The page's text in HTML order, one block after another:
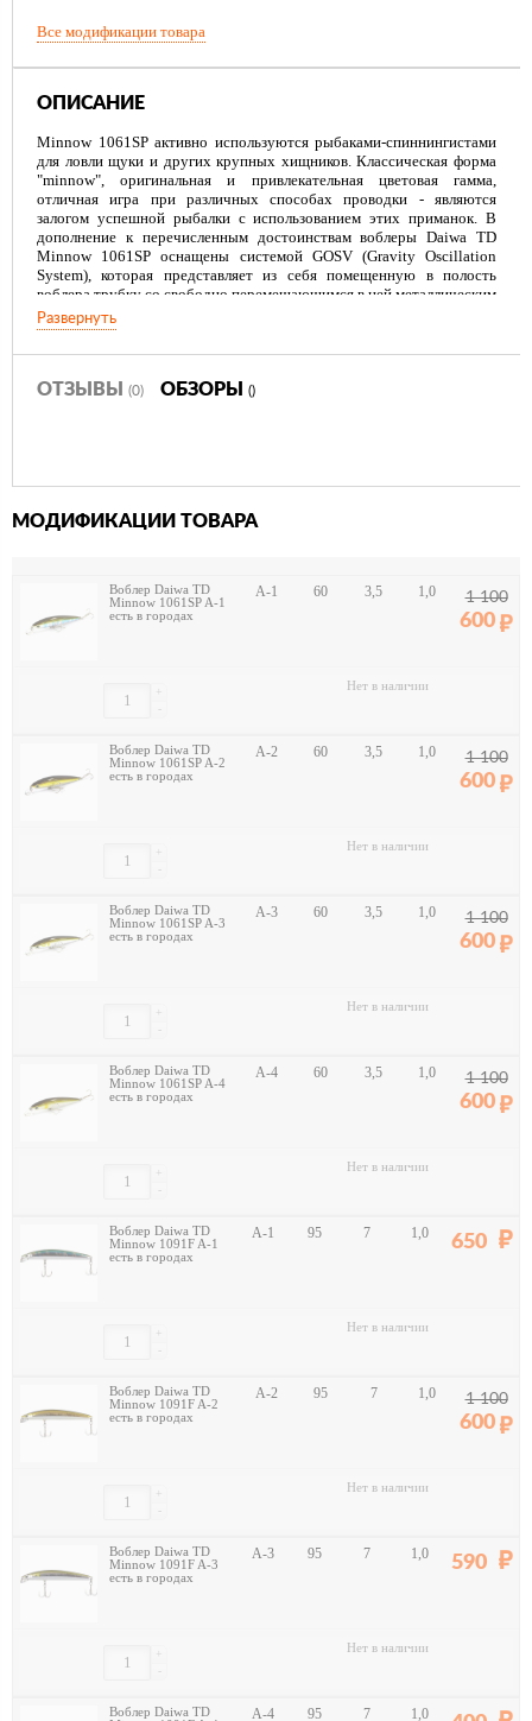
Все модификации товара
ОПИСАНИЕ
Minnow 1061SP активно используются рыбаками-спиннингистами
для ловли щуки и других крупных хищников. Классическая форма
"minnow", оригинальная и привлекательная цветовая гамма,
отличная игра при различных способах проводки - являются
залогом успешной рыбалки с использованием этих приманок. В
дополнение к перечисленным достоинствам воблеры Daiwa TD
Minnow 1061SP оснащены системой GOSV (Gravity Oscillation
System), которая представляет из себя помещенную в полость
воблера трубку со свободно перемещающимся в ней металлическим
шариком. Эта конструкция значительно улучшает бросковые
характеристики этих приманок.
Развернуть
ОТЗЫВЫ (0) ОБЗОРЫ ()
МОДИФИКАЦИИ ТОВАРА
Воблер Daiwa TD
Minnow 1061SP A-1
есть в городах
A-1 60 3,5 1,0 1 100
600
-
+ Нет в наличии
Воблер Daiwa TD
Minnow 1061SP A-2
есть в городах
A-2 60 3,5 1,0 1 100
600
-
+ Нет в наличии
Воблер Daiwa TD
Minnow 1061SP A-3
есть в городах
A-3 60 3,5 1,0 1 100
600
-
+ Нет в наличии
Воблер Daiwa TD
Minnow 1061SP A-4
есть в городах
A-4 60 3,5 1,0 1 100
600
-
+ Нет в наличии
Воблер Daiwa TD
Minnow 1091F A-1
есть в городах
A-1 95 7 1,0 650
-
+ Нет в наличии
Воблер Daiwa TD
Minnow 1091F A-2
есть в городах
A-2 95 7 1,0 1 100
600
-
+ Нет в наличии
Воблер Daiwa TD
Minnow 1091F A-3
есть в городах
A-3 95 7 1,0 590
-
+ Нет в наличии
Воблер Daiwa TD
A-4 95 7 1,0